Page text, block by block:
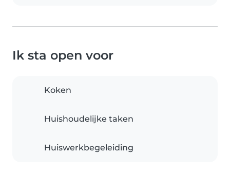
Ik sta open voor
Koken
Huishoudelijke taken
Huiswerkbegeleiding